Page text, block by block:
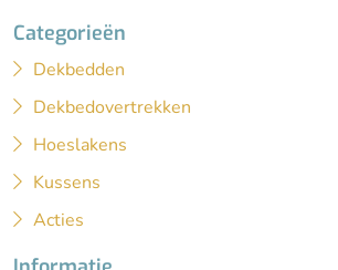
Categorieën
Dekbedden
Dekbedovertrekken
Hoeslakens
Kussens
Acties